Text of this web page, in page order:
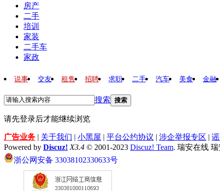
房产
二手
培训
家装
二手车
家政
说事 交友 租售 招聘 求职 二手 汽车 美食 金融
搜索 搜索
请先登录后才能继续浏览
广告业务 | 关于我们 | 小黑屋 | 平台公约协议 | 涉企举报专区 |
Powered by Discuz! X3.4 © 2001-2023 Discuz! Team. 瑞安在线
浙公网安备 33038102330633号